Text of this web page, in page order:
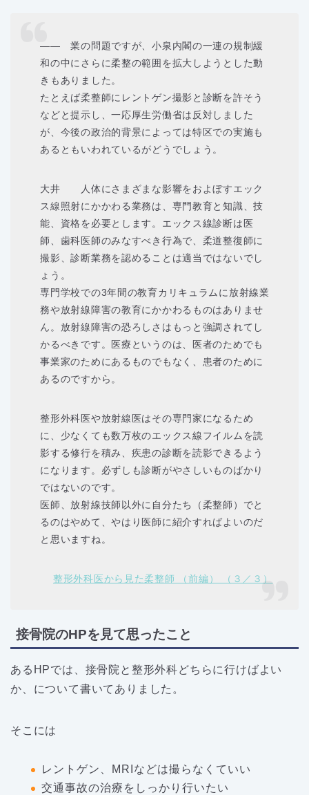
―― 業の問題ですが、小泉内閣の一連の規制緩
和の中にさらに柔整の範囲を拡大しようとした動
きもありました。
たとえば柔整師にレントゲン撮影と診断を許そう
などと提示し、一応厚生労働省は反対しました
が、今後の政治的背景によっては特区での実施も
あるともいわれているがどうでしょう。
大井 人体にさまざまな影響をおよぼすエック
ス線照射にかかわる業務は、専門教育と知識、技
能、資格を必要とします。エックス線診断は医
師、歯科医師のみなすべき行為で、柔道整復師に
撮影、診断業務を認めることは適当ではないでし
ょう。
専門学校での3年間の教育カリキュラムに放射線業
務や放射線障害の教育にかかわるものはありませ
ん。放射線障害の恐ろしさはもっと強調されてし
かるべきです。医療というのは、医者のためでも
事業家のためにあるものでもなく、患者のために
あるのですから。
整形外科医や放射線医はその専門家になるため
に、少なくても数万枚のエックス線フイルムを読
影する修行を積み、疾患の診断を読影できるよう
になります。必ずしも診断がやさしいものばかり
ではないのです。
医師、放射線技師以外に自分たち（柔整師）でと
るのはやめて、やはり医師に紹介すればよいのだ
と思いますね。
整形外科医から見た柔整師 （前編） （３／３）
接骨院のHPを見て思ったこと
あるHPでは、接骨院と整形外科どちらに行けばよい
か、について書いてありました。
そこには
レントゲン、MRIなどは撮らなくていい
交通事故の治療をしっかり行いたい